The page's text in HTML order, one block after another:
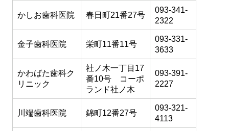
かしお歯科医院 春日町21番27号
093-341-
2322
金子歯科医院 栄町11番11号
093-331-
3633
かわばた歯科ク
リニック
社ノ木一丁目17
番10号 コーポ
ランド社ノ木
093-391-
2227
川端歯科医院 錦町12番27号
093-321-
4113